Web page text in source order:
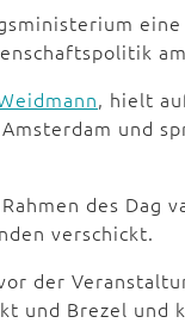
, hielt
und
des Dag
verschickt.
der
und Brezel und